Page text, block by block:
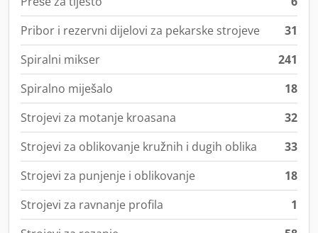
Pribor i rezervni dijelovi za pekarske strojeve
31
Spiralni mikser
241
Spiralno miješalo
18
Strojevi za motanje kroasana
32
Strojevi za oblikovanje kružnih i dugih oblika
33
Strojevi za punjenje i oblikovanje
18
Strojevi za ravnanje profila
1